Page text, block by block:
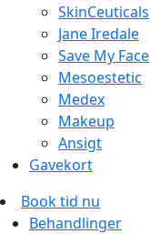
SkinCeuticals
Jane Iredale
Save My Face
Mesoestetic
Medex
Makeup
Ansigt
Gavekort
Book tid nu
Behandlinger